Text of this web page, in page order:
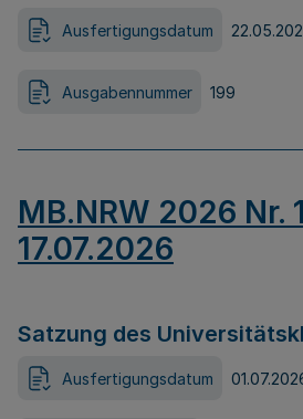
Ausfertigungsdatum
Ausgabennummer 199
MB.NRW 2026 Nr.
17.07.2026
Satzung des
Ausfertigungsdatum